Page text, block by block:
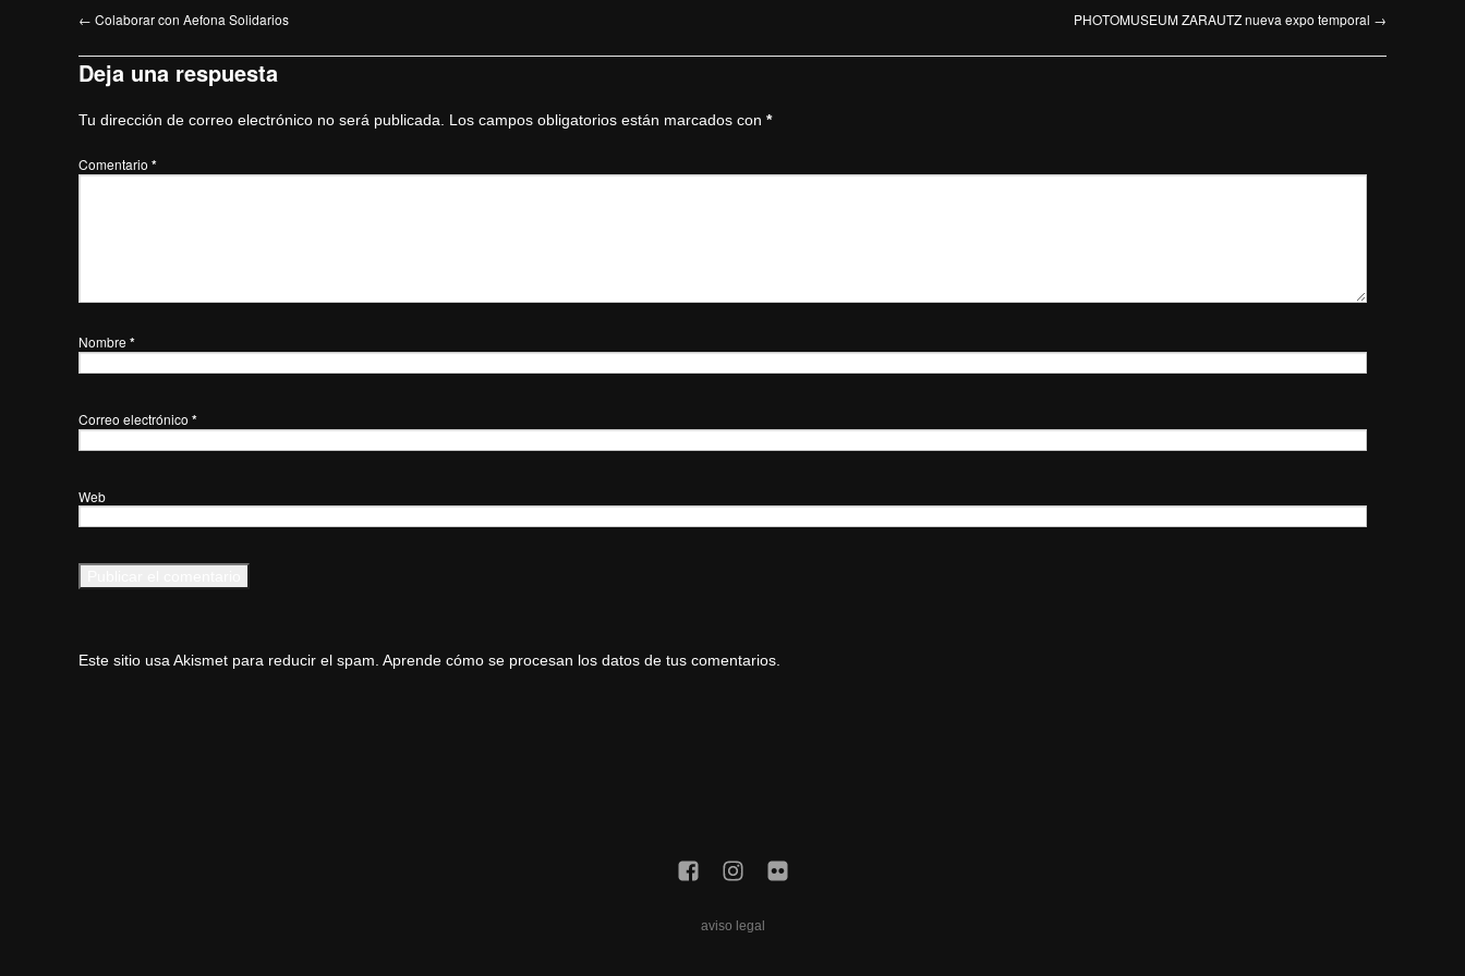
← Colaborar con Aefona Solidarios PHOTOMUSEUM ZARAUTZ nueva expo temporal →
Deja una respuesta
Tu dirección de correo electrónico no será publicada. Los campos obligatorios están marcados con *
Comentario *
Nombre *
Correo electrónico *
Web
Este sitio usa Akismet para reducir el spam. Aprende cómo se procesan los datos de tus comentarios.
aviso legal